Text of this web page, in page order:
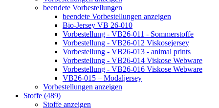
beendete Vorbestellungen
beendete Vorbestellungen anzeigen
Bio-Jersey VB 26-010
Vorbestellung - VB26-011 - Sommerstoffe
Vorbestellung - VB26-012 Viskosejersey
Vorbestellung - VB26-013 - animal prints
Vorbestellung - VB26-014 Viskose Webware
Vorbestellung - VB26-016 Viskose Webware
VB26-015 – Modaljersey
Vorbestellungen anzeigen
Stoffe (489)
Stoffe anzeigen